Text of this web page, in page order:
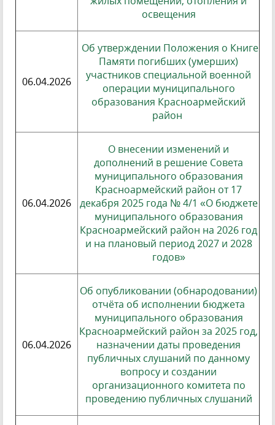
освещения
06.04.2026
Об утверждении Положения о Книге
Памяти погибших (умерших)
участников специальной военной
операции муниципального
образования Красноармейский
район
06.04.2026
О внесении изменений и
дополнений в решение Совета
муниципального образования
Красноармейский район от 17
декабря 2025 года № 4/1 «О бюджете
муниципального образования
Красноармейский район на 2026 год
и на плановый период 2027 и 2028
годов»
06.04.2026
Об опубликовании (обнародовании)
отчёта об исполнении бюджета
муниципального образования
Красноармейский район за 2025 год,
назначении даты проведения
публичных слушаний по данному
вопросу и создании
организационного комитета по
проведению публичных слушаний